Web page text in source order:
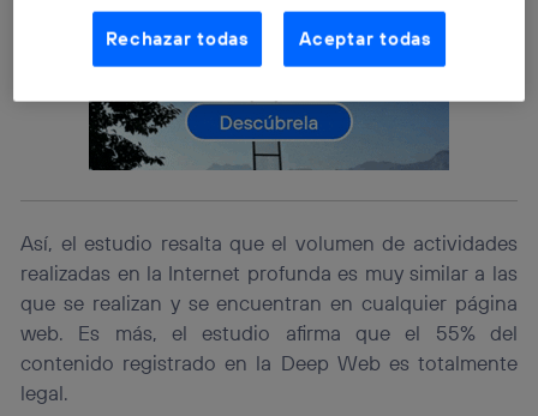
Así, el estudio resalta que el volumen de actividades
realizadas en la Internet profunda es muy similar a las
que se realizan y se encuentran en cualquier página
web. Es más, el estudio afirma que el 55% del
contenido registrado en la Deep Web es totalmente
legal.
basadas en tu navegación en nuestra(s) web(s)
aquí(solo cuando utilizas una conexión a
internet habilitada , proporcionada por una de las
operadoras de telefonía participantes, y otorgas tu
La tecnología Utiq está diseñada con la privacidad como
prioridad ofreciéndote elección y control.
operadora de telefonía, utilizando tu dirección IP y otra
telecomunicaciones vinculada a la conexión que utilizas
(p. ej., número de teléfono móvil).
Este identificador se asigna a la conexión de internet, por
lo que cualquier persona que conecte su dispositivo y
consienta el uso de la tecnología recibirá el mismo
identificador. Típicamente:
Si utilizas una
Rechazar todas Aceptar todas